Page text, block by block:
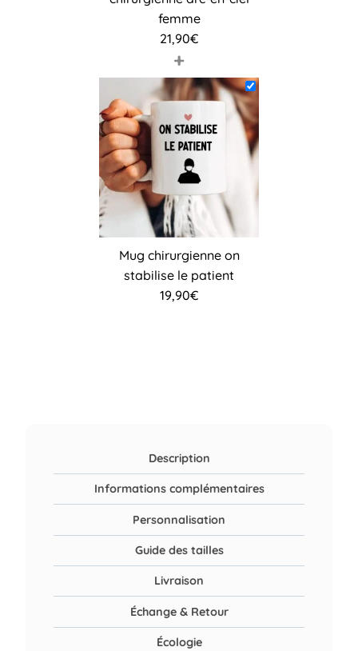
femme
21,90€
+
Mug chirurgienne on
stabilise le patient
19,90€
Description
Informations complémentaires
Personnalisation
Guide des tailles
Livraison
Échange & Retour
Écologie